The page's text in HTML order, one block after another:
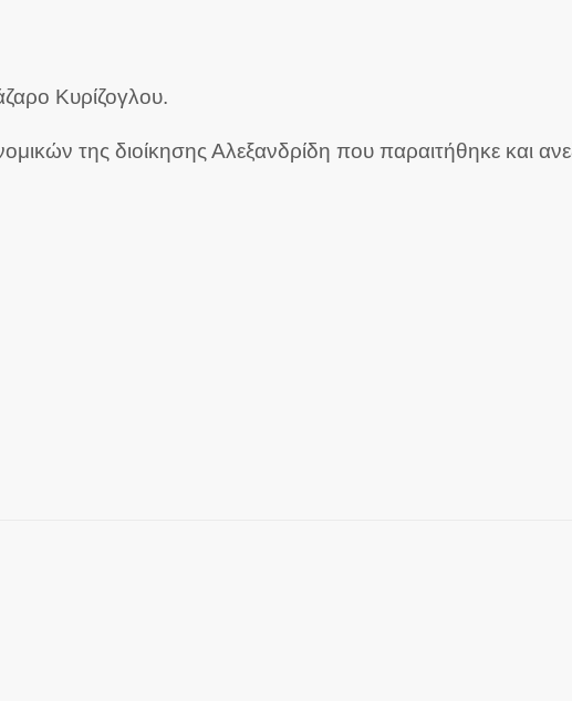
Κυρίζογλου.
της διοίκησης Αλεξανδρίδη που παραιτήθηκε και